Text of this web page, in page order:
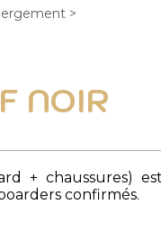
>
NOIR
+ chaussures)
confirmés.